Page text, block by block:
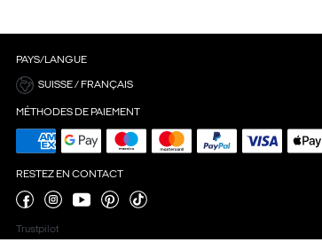
PAYS/LANGUE
SUISSE / FRANÇAIS
MÉTHODES DE PAIEMENT
RESTEZ EN CONTACT
Trustpilot